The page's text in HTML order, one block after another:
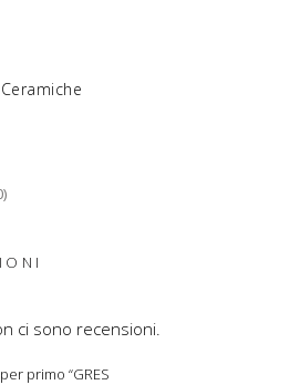
Ceramiche
ci sono recensioni.
primo “GRES